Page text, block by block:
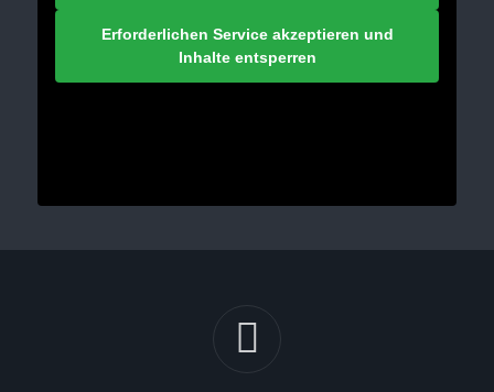
Erforderlichen Service akzeptieren und
Inhalte entsperren